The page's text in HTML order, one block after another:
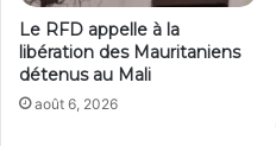
Le RFD appelle à la
libération des Mauritaniens
détenus au Mali
août 6, 2026